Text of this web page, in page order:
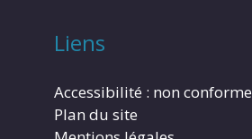
Liens
Accessibilité : non conforme
Plan du site